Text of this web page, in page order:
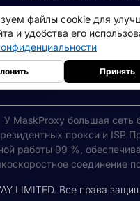
платежи через Stripe и
(поддерживается USDT/
У MaskProxy большая сеть
резидентных проксии ISP
соединение
файлы cookie для
и удобства его
Принять
прокси5GB -$9
серверы для дата-
->